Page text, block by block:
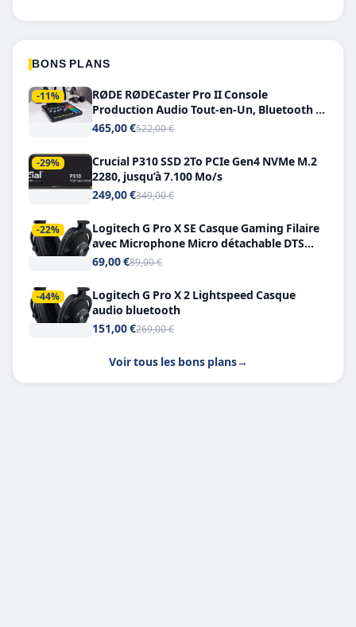
BONS PLANS
-11%
RØDE RØDECaster Pro II Console
Production Audio Tout-en-Un, Bluetooth et
Double USB-C
465,00 €522,00 €
-29%
Crucial P310 SSD 2To PCIe Gen4 NVMe M.2
2280, jusqu’à 7.100 Mo/s
249,00 €349,00 €
-22%
Logitech G Pro X SE Casque Gaming Filaire
avec Microphone Micro détachable DTS
Headphone X 7.1
69,00 €89,00 €
-44%
Logitech G Pro X 2 Lightspeed Casque
audio bluetooth
151,00 €269,00 €
Voir tous les bons plans→